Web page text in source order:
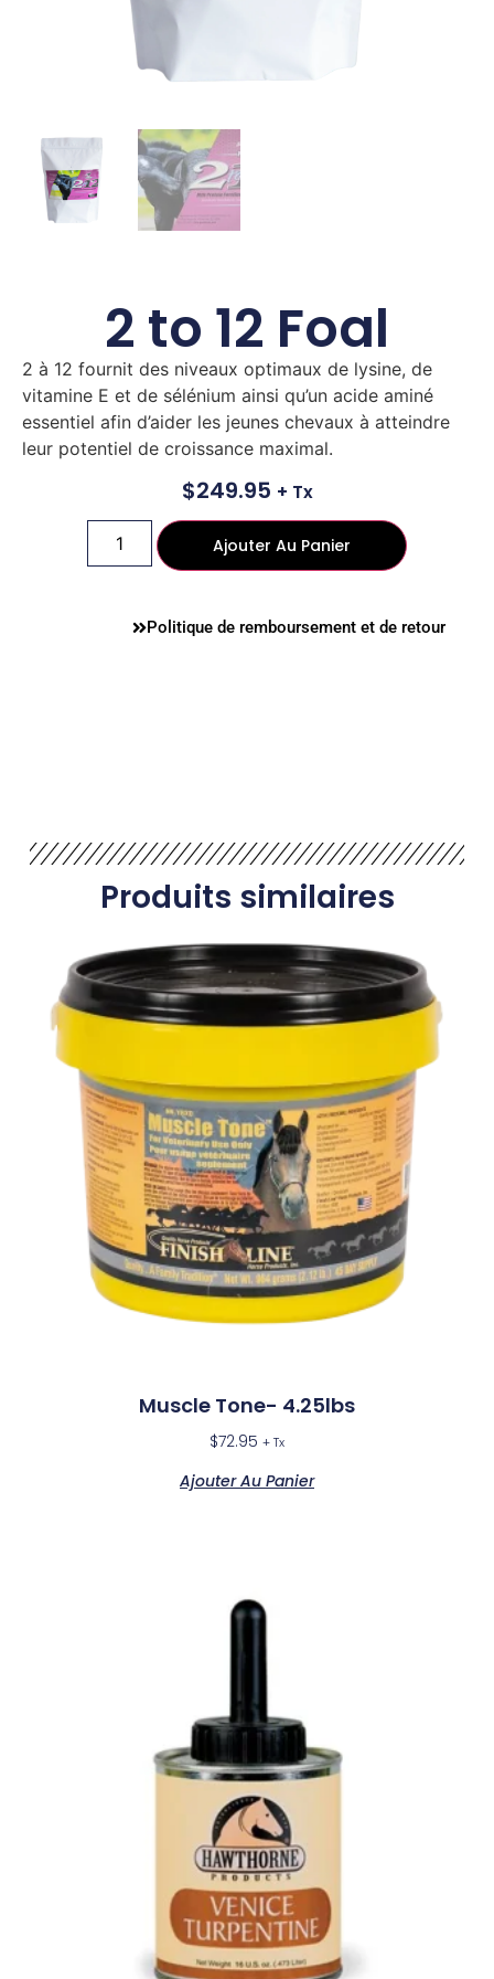
2 to 12 Foal
2 à 12 fournit des niveaux optimaux de lysine, de
vitamine E et de sélénium ainsi qu’un acide aminé
essentiel afin d’aider les jeunes chevaux à atteindre
leur potentiel de croissance maximal.
$249.95 + Tx
Ajouter Au Panier
Politique de remboursement et de retour
Produits similaires
Muscle Tone- 4.25lbs
$72.95 + Tx
Ajouter Au Panier